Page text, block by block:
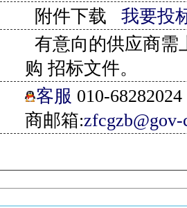
附件下载 我要投
有意向的供应商需
购 招标文件。
客服 010-
商邮箱: